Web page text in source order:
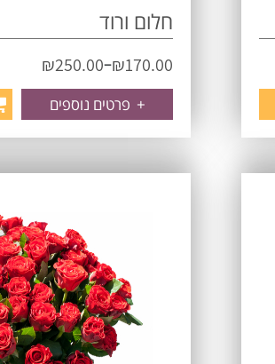
חלום ורוד
₪170.00
–
₪250.00
+ פרטים נוספים